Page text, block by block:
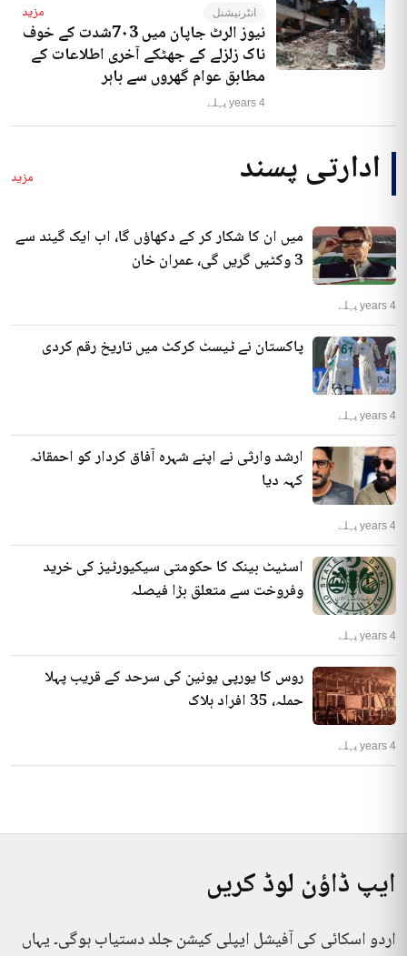
انٹرنیشنل مزید
نیوز الرٹ جاپان میں 7۰3شدت کے خوف
ناک زلزلے کے جھٹکے آخری اطلاعات کے
مطابق عوام گھروں سے باہر
4 years پہلے
ادارتی پسند مزید
میں ان کا شکار کر کے دکھاؤں گا، اب ایک گیند سے
3 وکٹیں گریں گی، عمران خان
4 years پہلے
پاکستان نے ٹیسٹ کرکٹ میں تاریخ رقم کردی
4 years پہلے
ارشد وارثی نے اپنے شہرہ آفاق کردار کو احمقانہ
کہہ دیا
4 years پہلے
اسٹیٹ بینک کا حکومتی سیکیورٹیز کی خرید
وفروخت سے متعلق بڑا فیصلہ
4 years پہلے
روس کا یورپی یونین کی سرحد کے قریب پہلا
حملہ، 35 افراد ہلاک
4 years پہلے
ایپ ڈاؤن لوڈ کریں
اردو اسکائی کی آفیشل ایپلی کیشن جلد دستیاب ہوگی۔ یہاں